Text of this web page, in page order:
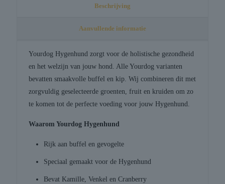
Beschrijving
Aanvullende informatie
Yourdog Hygenhund zorgt voor de holistische gezondheid
en het welzijn van jouw hond. Alle Yourdog varianten
bevatten smaakvolle buffel en kip. Wij combineren dit met
zorgvuldig geselecteerde groenten, fruit en kruiden om zo
te komen tot de perfecte voeding voor jouw Hygenhund.
Waarom Yourdog Hygenhund
Rijk aan buffel en gevogelte
Speciaal gemaakt voor de Hygenhund
Bevat Kamille, Venkel en Cranberry